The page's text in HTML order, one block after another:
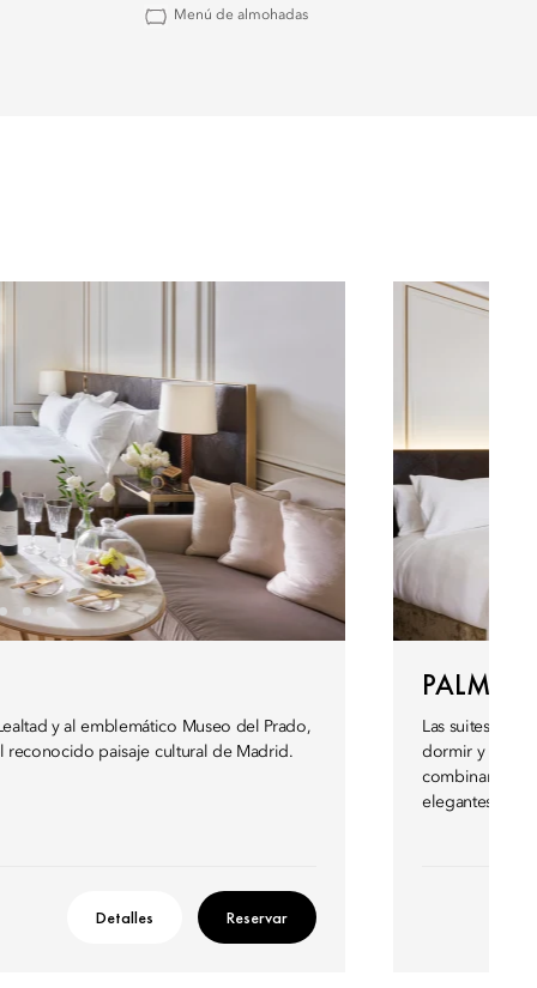
Menú de almohadas
y al emblemático Museo del Prado,
reconocido paisaje cultural de Madrid.
Detalles Reservar
PALM
Las suites
dormir y
combinando a
elegantes,